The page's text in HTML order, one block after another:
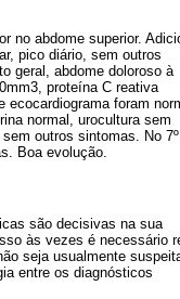
no abdome superior.
pico diário, sem outros
geral, abdome doloroso à
proteína C reativa
foram
normal, urocultura sem
outros sintomas. No
Boa evolução.
são decisivas na sua
às vezes é necessário
seja usualmente
entre os diagnósticos